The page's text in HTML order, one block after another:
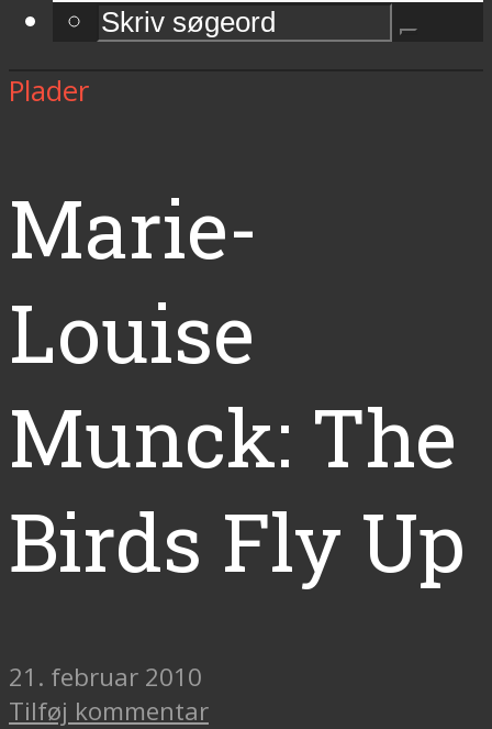
Plader
Marie-
Louise
Munck: The
Birds Fly Up
21. februar 2010
Tilføj kommentar